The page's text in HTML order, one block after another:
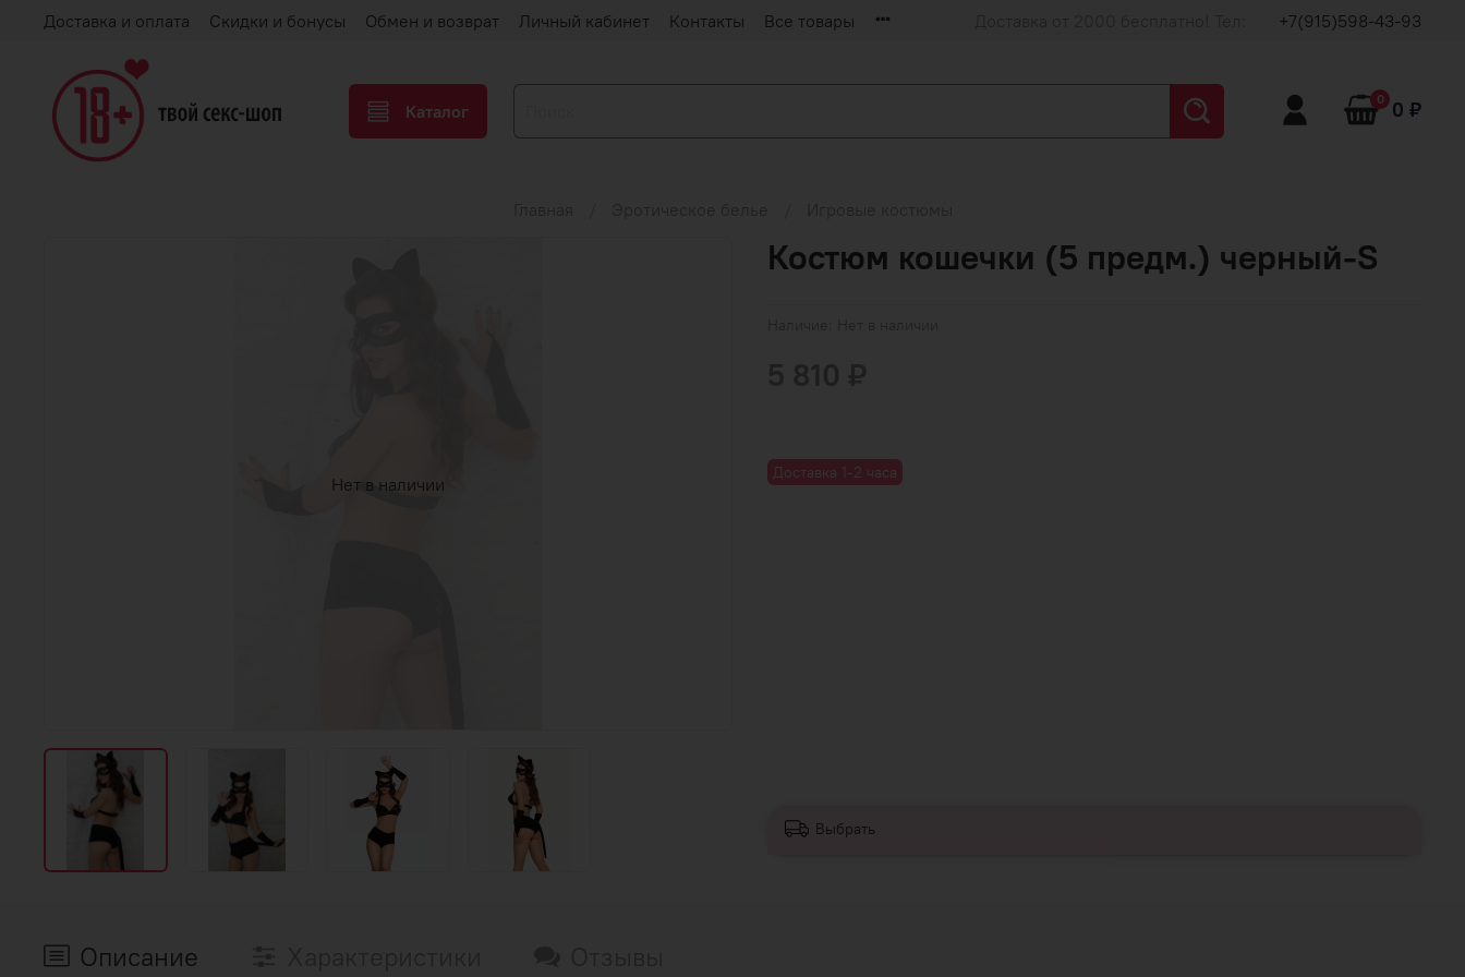
Доставка и оплата Скидки и бонусы Обмен и возврат Личный кабинет Контакты Все товары +7(915)598-43-93
Каталог
0 0 ₽
Нет в наличии
Доставка 1-2 часа
Костюм кошечки (5 предм.) черный-S
Выбрать
Описание